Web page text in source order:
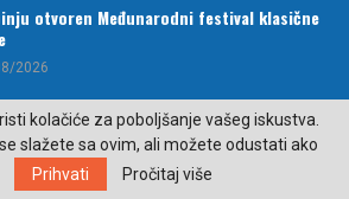
otvoren Međunarodni festival klasične
2026
domaćin izložbe radova legendarnog
Miltona Glejzera
2026
kolačiće za poboljšanje vašeg iskustva.
slažete sa ovim, ali možete odustati ako
Prihvati Pročitaj više